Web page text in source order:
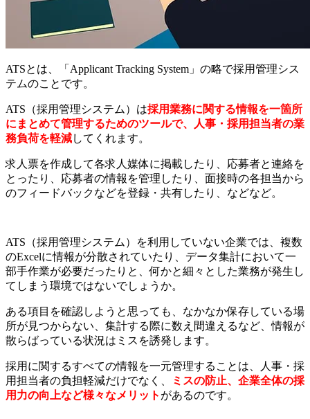
ATSとは、「Applicant Tracking System」の略で採用管理シス
テムのことです。
ATS（採用管理システム）は採用業務に関する情報を一箇所
にまとめて管理するためのツールで、人事・採用担当者の業
務負荷を軽減してくれます。
求人票を作成して各求人媒体に掲載したり、応募者と連絡を
とったり、応募者の情報を管理したり、面接時の各担当から
のフィードバックなどを登録・共有したり、などなど。
ATS（採用管理システム）を利用していない企業では、複数
のExcelに情報が分散されていたり、データ集計において一
部手作業が必要だったりと、何かと細々とした業務が発生し
てしまう環境ではないでしょうか。
ある項目を確認しようと思っても、なかなか保存している場
所が見つからない、集計する際に数え間違えるなど、情報が
散らばっている状況はミスを誘発します。
採用に関するすべての情報を一元管理することは、人事・採
用担当者の負担軽減だけでなく、
ミスの防止、企業全体の採
用力の向上など様々なメリット があるのです。